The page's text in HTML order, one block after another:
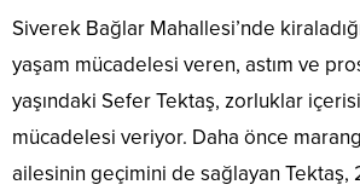
Siverek Bağlar Mahallesi’nde
yaşam mücadelesi veren, astım ve
yaşındaki Sefer Tektaş, zorluklar
mücadelesi veriyor. Daha önce
ailesinin geçimini de sağlayan Tektaş,